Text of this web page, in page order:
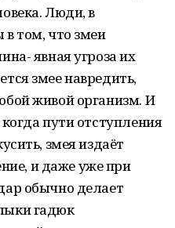
Люди, в
в том, что змеи
явная угроза их
змее навредить,
живой организм. И
пути отступления
змея издаёт
и даже уже при
обычно делает
гадюк